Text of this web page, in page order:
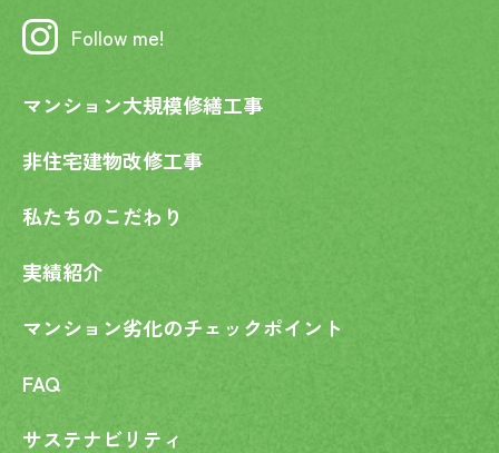
Follow me!
マンション大規模修繕工事
非住宅建物改修工事
私たちのこだわり
実績紹介
マンション劣化のチェックポイント
FAQ
サステナビリティ